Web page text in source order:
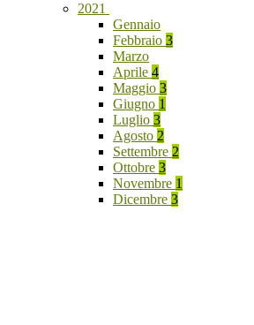
2021
Gennaio
Febbraio 3
Marzo
Aprile 4
Maggio 3
Giugno 1
Luglio 3
Agosto 2
Settembre 2
Ottobre 3
Novembre 1
Dicembre 3